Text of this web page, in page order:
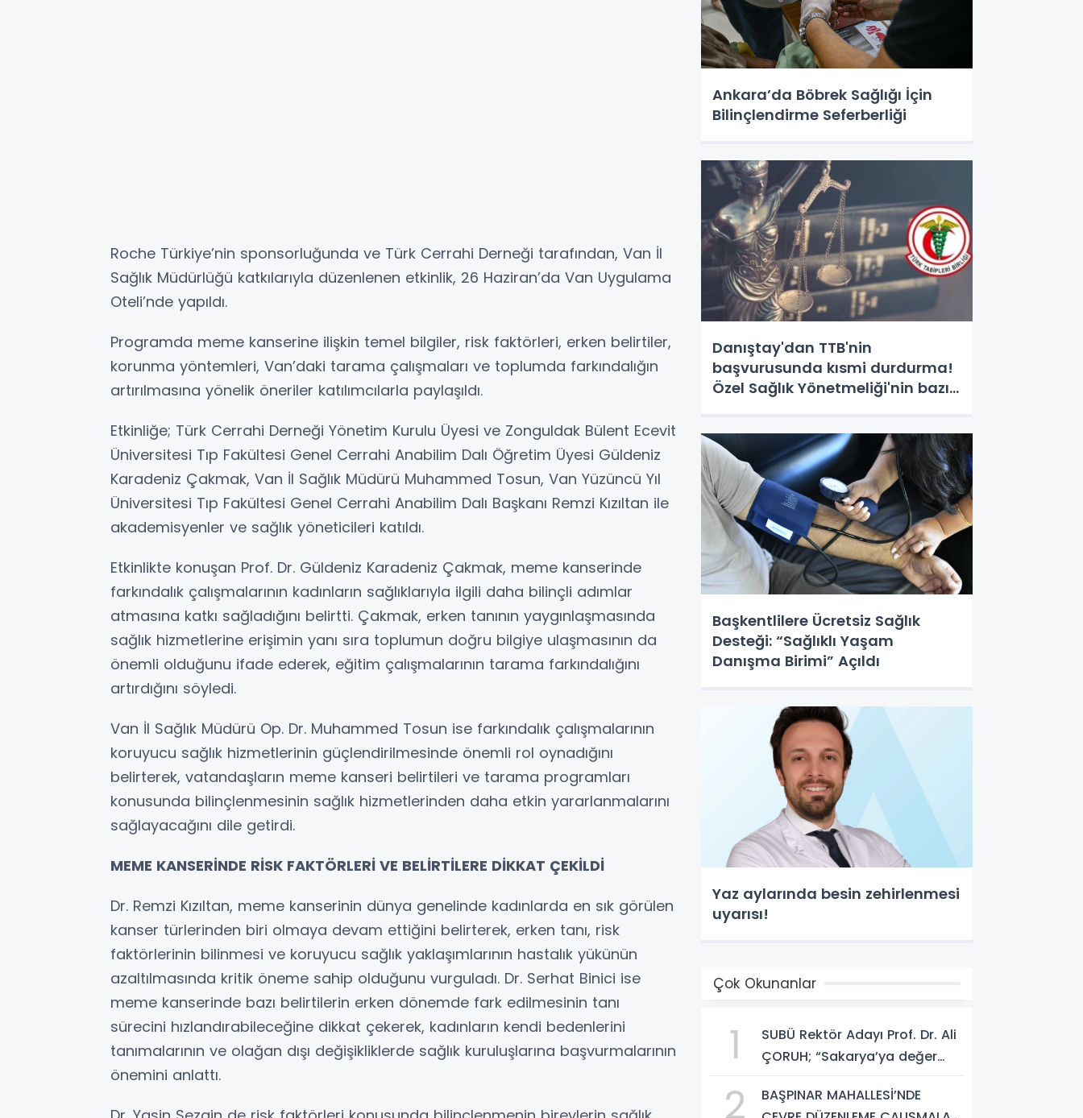
Roche Türkiye’nin sponsorluğunda ve Türk Cerrahi Derneği tarafından, Van İl
Sağlık Müdürlüğü katkılarıyla düzenlenen etkinlik, 26 Haziran’da Van Uygulama
Oteli’nde yapıldı.
Programda meme kanserine ilişkin temel bilgiler, risk faktörleri, erken belirtiler,
korunma yöntemleri, Van’daki tarama çalışmaları ve toplumda farkındalığın
artırılmasına yönelik öneriler katılımcılarla paylaşıldı.
Etkinliğe; Türk Cerrahi Derneği Yönetim Kurulu Üyesi ve Zonguldak Bülent Ecevit
Üniversitesi Tıp Fakültesi Genel Cerrahi Anabilim Dalı Öğretim Üyesi Güldeniz
Karadeniz Çakmak, Van İl Sağlık Müdürü Muhammed Tosun, Van Yüzüncü Yıl
Üniversitesi Tıp Fakültesi Genel Cerrahi Anabilim Dalı Başkanı Remzi Kızıltan ile
akademisyenler ve sağlık yöneticileri katıldı.
Etkinlikte konuşan Prof. Dr. Güldeniz Karadeniz Çakmak, meme kanserinde
farkındalık çalışmalarının kadınların sağlıklarıyla ilgili daha bilinçli adımlar
atmasına katkı sağladığını belirtti. Çakmak, erken tanının yaygınlaşmasında
sağlık hizmetlerine erişimin yanı sıra toplumun doğru bilgiye ulaşmasının da
önemli olduğunu ifade ederek, eğitim çalışmalarının tarama farkındalığını
artırdığını söyledi.
Van İl Sağlık Müdürü Op. Dr. Muhammed Tosun ise farkındalık çalışmalarının
koruyucu sağlık hizmetlerinin güçlendirilmesinde önemli rol oynadığını
belirterek, vatandaşların meme kanseri belirtileri ve tarama programları
konusunda bilinçlenmesinin sağlık hizmetlerinden daha etkin yararlanmalarını
sağlayacağını dile getirdi.
MEME KANSERİNDE RİSK FAKTÖRLERİ VE BELİRTİLERE DİKKAT ÇEKİLDİ
Dr. Remzi Kızıltan, meme kanserinin dünya genelinde kadınlarda en sık görülen
kanser türlerinden biri olmaya devam ettiğini belirterek, erken tanı, risk
faktörlerinin bilinmesi ve koruyucu sağlık yaklaşımlarının hastalık yükünün
azaltılmasında kritik öneme sahip olduğunu vurguladı. Dr. Serhat Binici ise
meme kanserinde bazı belirtilerin erken dönemde fark edilmesinin tanı
sürecini hızlandırabileceğine dikkat çekerek, kadınların kendi bedenlerini
tanımalarının ve olağan dışı değişikliklerde sağlık kuruluşlarına başvurmalarının
önemini anlattı.
Ankara’da Böbrek Sağlığı İçin
Bilinçlendirme Seferberliği
Danıştay'dan TTB'nin
başvurusunda kısmi durdurma!
Özel Sağlık Yönetmeliği'nin bazı
Başkentlilere Ücretsiz Sağlık
Desteği: “Sağlıklı Yaşam
Danışma Birimi” Açıldı
Yaz aylarında besin zehirlenmesi
uyarısı!
Çok Okunanlar
1
SUBÜ Rektör Adayı Prof. Dr. Ali
ÇORUH; “Sakarya’ya değer
etmek istiyorum”
2
BAŞPINAR MAHALLESİ’NDE